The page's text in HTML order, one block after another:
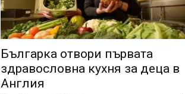
Българка отвори първата
здравословна кухня за деца в
Англия